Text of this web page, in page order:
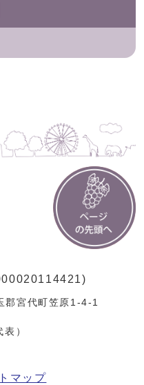
郡宮代町笠原1-4-1
表）
マップ